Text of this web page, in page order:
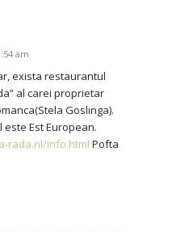
am
exista restaurantul
al carei proprietar
Goslinga).
este Est European.
rada.nl/info.html Pofta